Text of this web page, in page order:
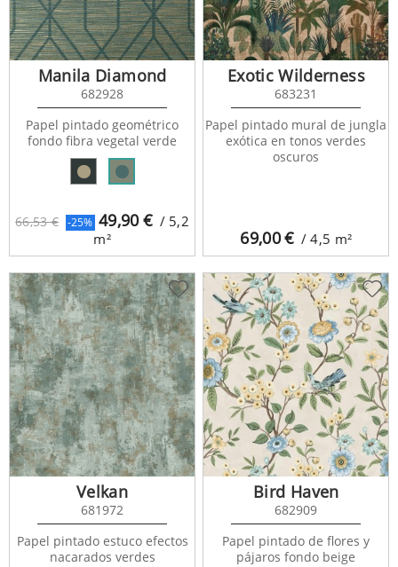
66,53 € -25% 49,90€ / 5,2
m²
Manila Diamond
682928
Papel pintado geométrico
fondo fibra vegetal verde
69,00€ / 4,5 m²
Exotic Wilderness
683231
Papel pintado mural de jungla
exótica en tonos verdes
oscuros
Velkan
681972
Papel pintado estuco efectos
nacarados verdes
Bird Haven
682909
Papel pintado de flores y
pájaros fondo beige